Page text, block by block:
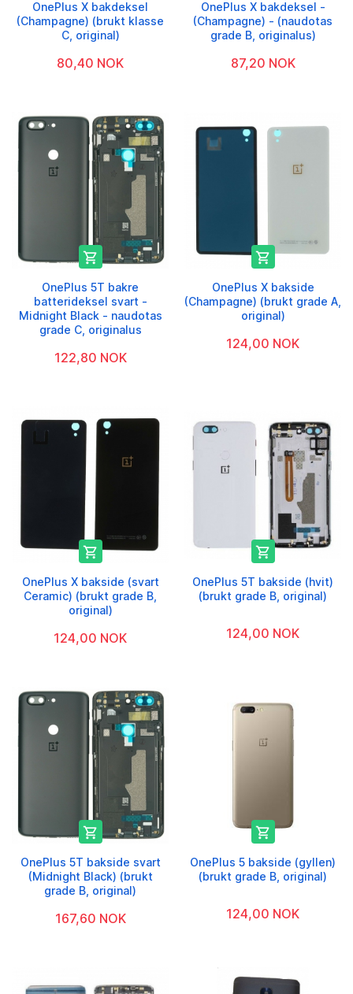
OnePlus X bakdeksel
(Champagne) (brukt klasse
C, original)
80,40 NOK
OnePlus X bakdeksel -
(Champagne) - (naudotas
grade B, originalus)
87,20 NOK

OnePlus 5T bakre
batterideksel svart -
Midnight Black - naudotas
grade C, originalus
122,80 NOK

OnePlus X bakside
(Champagne) (brukt grade A,
original)
124,00 NOK

OnePlus X bakside (svart
Ceramic) (brukt grade B,
original)
124,00 NOK

OnePlus 5T bakside (hvit)
(brukt grade B, original)
124,00 NOK

OnePlus 5T bakside svart
(Midnight Black) (brukt
grade B, original)
167,60 NOK

OnePlus 5 bakside (gyllen)
(brukt grade B, original)
124,00 NOK